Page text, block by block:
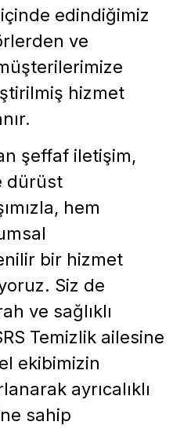
edindiğimiz
ve
hizmet
şeffaf iletişim,
dürüst
hem
bir hizmet
Siz de
ve sağlıklı
Temizlik ailesine
ekibimizin
ayrıcalıklı
sahip